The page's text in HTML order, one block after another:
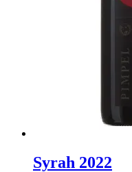
Syrah 2022